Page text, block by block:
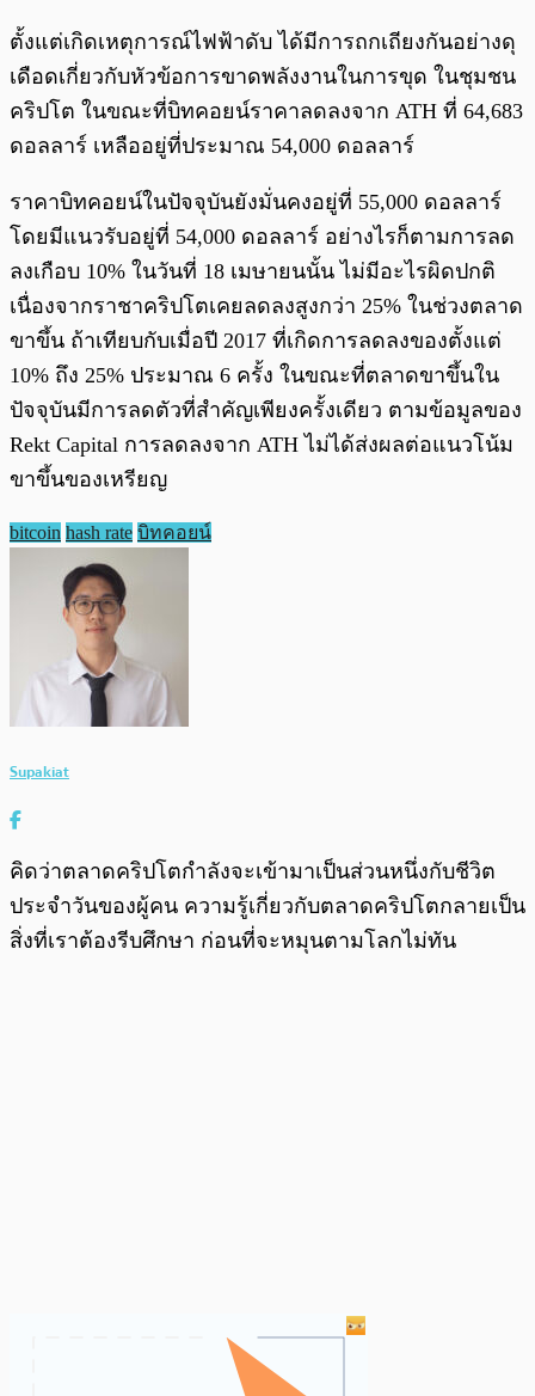
ตั้งแต่เกิดเหตุการณ์ไฟฟ้าดับ ได้มีการถกเถียงกันอย่างดุ
เดือดเกี่ยวกับหัวข้อการขาดพลังงานในการขุด ในชุมชน
คริปโต ในขณะที่บิทคอยน์ราคาลดลงจาก ATH ที่ 64,683
ดอลลาร์ เหลืออยู่ที่ประมาณ 54,000 ดอลลาร์
ราคาบิทคอยน์ในปัจจุบันยังมั่นคงอยู่ที่ 55,000 ดอลลาร์
โดยมีแนวรับอยู่ที่ 54,000 ดอลลาร์ อย่างไรก็ตามการลด
ลงเกือบ 10% ในวันที่ 18 เมษายนนั้น ไม่มีอะไรผิดปกติ
เนื่องจากราชาคริปโตเคยลดลงสูงกว่า 25% ในช่วงตลาด
ขาขึ้น ถ้าเทียบกับเมื่อปี 2017 ที่เกิดการลดลงของตั้งแต่
10% ถึง 25% ประมาณ 6 ครั้ง ในขณะที่ตลาดขาขึ้นใน
ปัจจุบันมีการลดตัวที่สำคัญเพียงครั้งเดียว ตามข้อมูลของ
Rekt Capital การลดลงจาก ATH ไม่ได้ส่งผลต่อแนวโน้ม
ขาขึ้นของเหรียญ
bitcoin hash rate บิทคอยน์
Supakiat
คิดว่าตลาดคริปโตกำลังจะเข้ามาเป็นส่วนหนึ่งกับชีวิต
ประจำวันของผู้คน ความรู้เกี่ยวกับตลาดคริปโตกลายเป็น
สิ่งที่เราต้องรีบศึกษา ก่อนที่จะหมุนตามโลกไม่ทัน